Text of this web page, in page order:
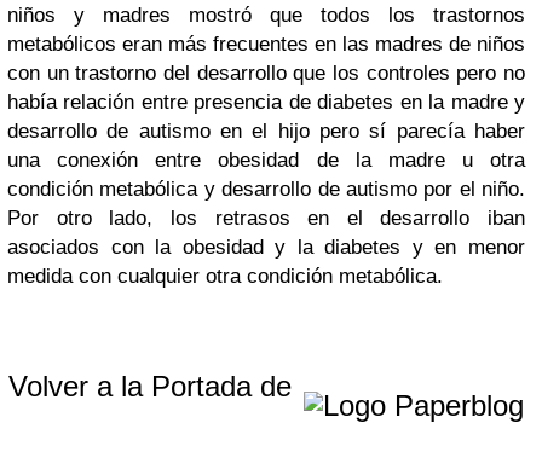
niños y madres mostró que todos los trastornos
metabólicos eran más frecuentes en las madres de niños
con un trastorno del desarrollo que los controles pero no
había relación entre presencia de diabetes en la madre y
desarrollo de autismo en el hijo pero sí parecía haber
una conexión entre obesidad de la madre u otra
condición metabólica y desarrollo de autismo por el niño.
Por otro lado, los retrasos en el desarrollo iban
asociados con la obesidad y la diabetes y en menor
medida con cualquier otra condición metabólica.
Volver a la Portada de